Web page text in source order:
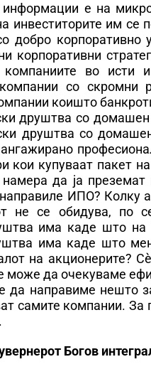
е на
инвеститорите им се
добро корпоративно
корпоративни
компаниите во исти
со скромни
коишто
друштва со
друштва со
кои купуваат пакет
намера да ја
ИПО? Колку
не се обидува, по
има каде што
има каде што
на акционерите?
може да очекуваме
направиме нешто
самите компании. За
Богов